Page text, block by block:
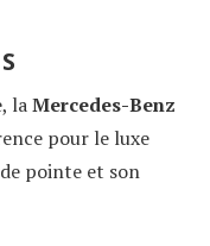
laMercedes-Benz
pour le luxe
pointe et son